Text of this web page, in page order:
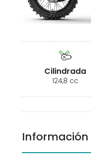
Cilindrada
124,8 cc
Información